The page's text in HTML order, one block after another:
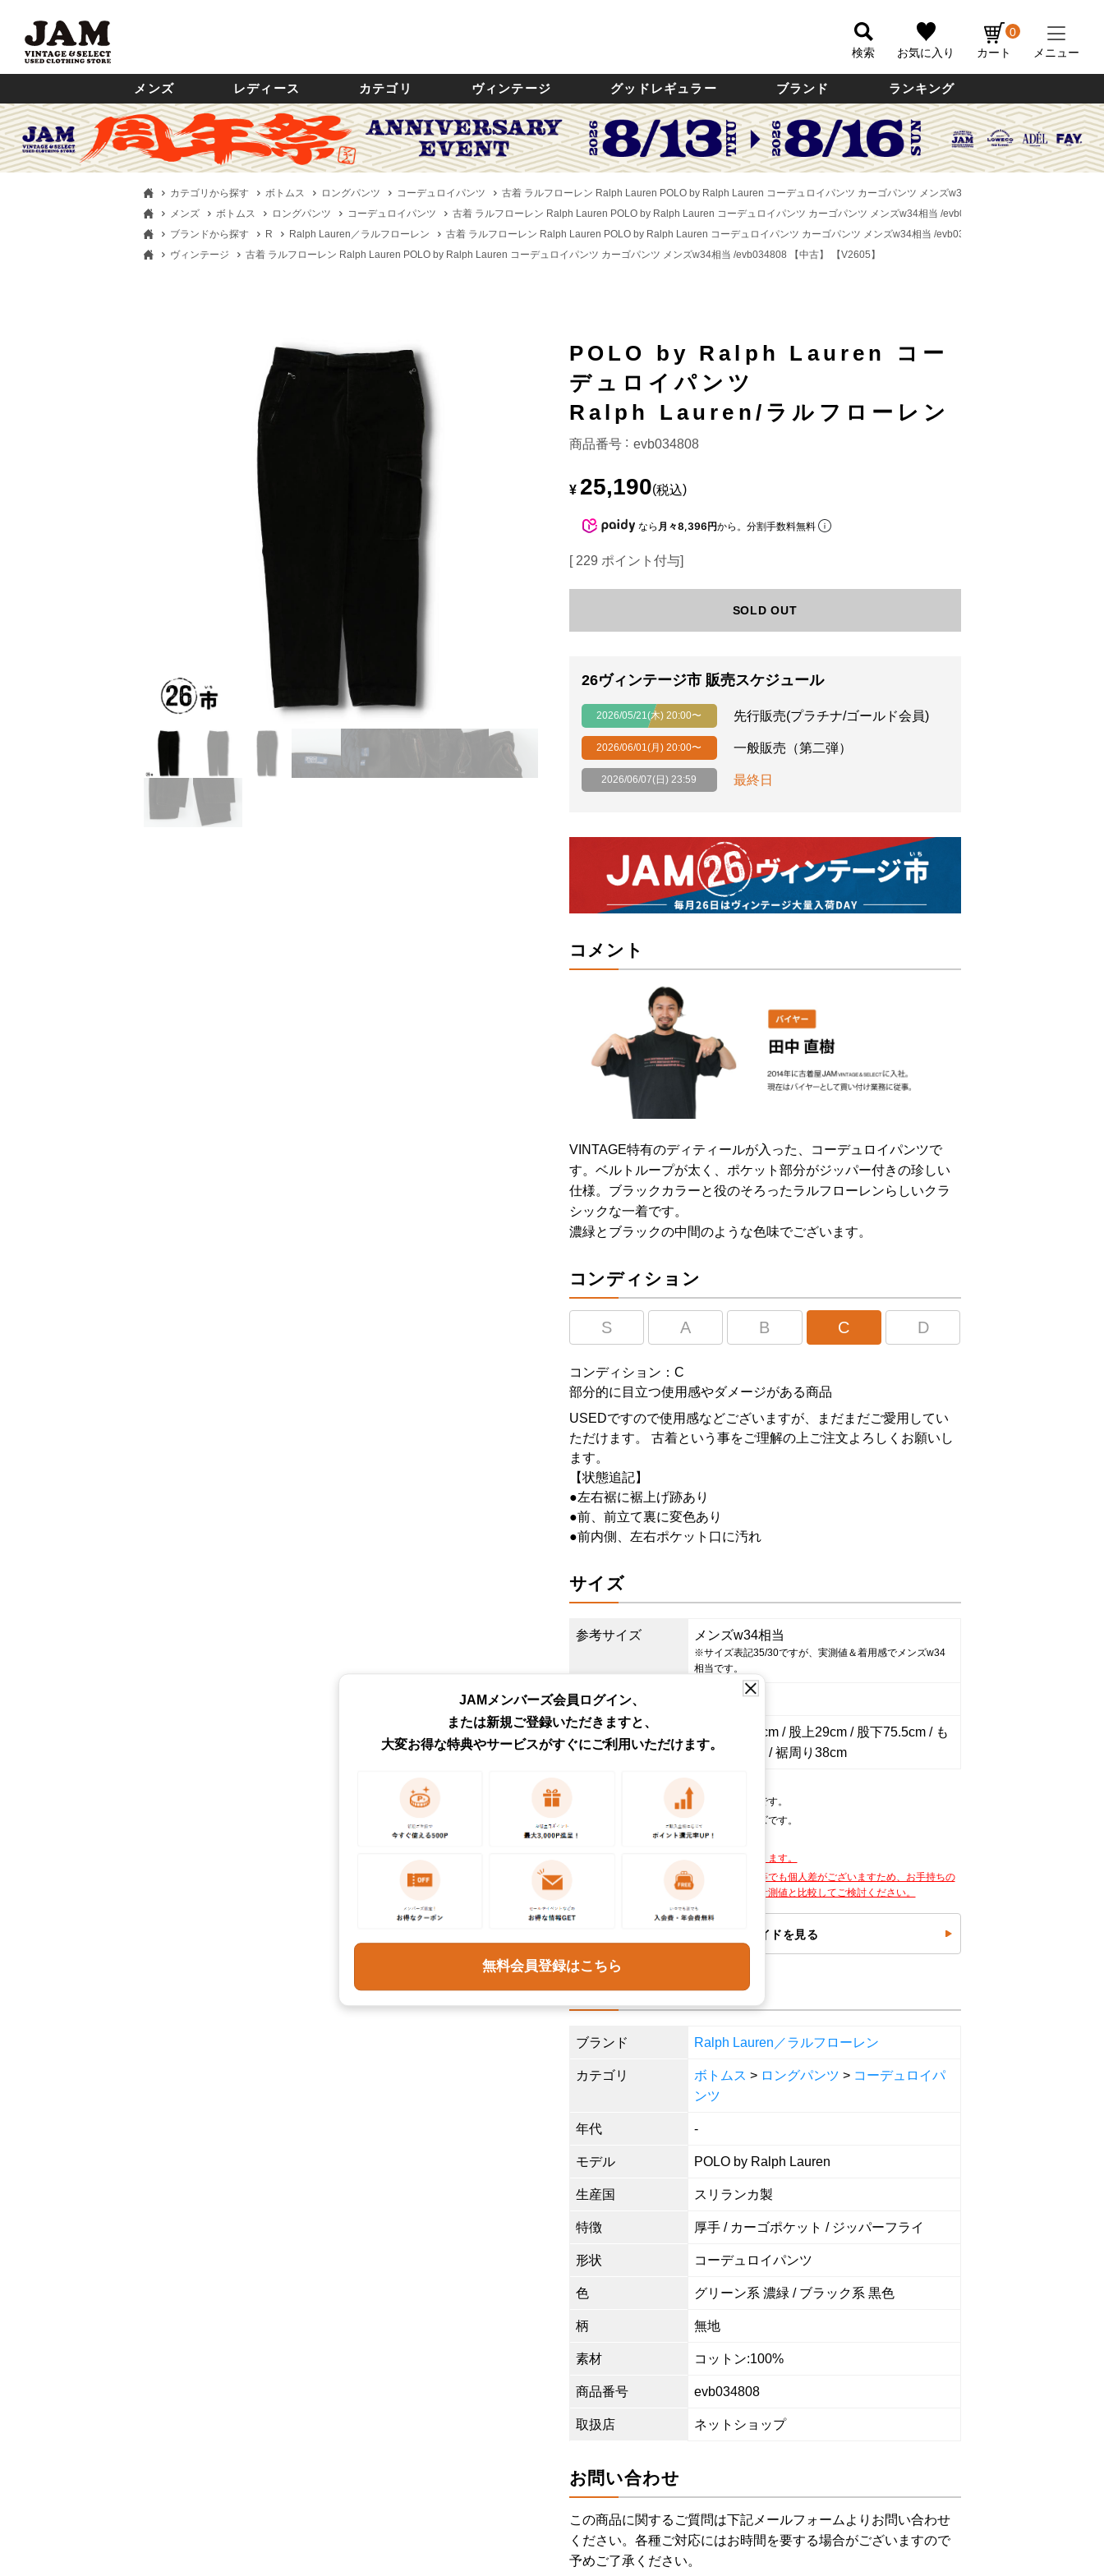
検索 お気に入り カート
0
メニュー
メンズ レディース カテゴリ ヴィンテージ グッドレギュラー ブランド ランキング
カテゴリから探す ボトムス ロングパンツ コーデュロイパンツ 古着 ラルフローレン Ralph Lauren POLO by Ralph Lauren コーデュロイパンツ カーゴパンツ メンズw34相当 /evb034808 【中古】
メンズ
ボトムス ロングパンツ コーデュロイパンツ 古着 ラルフローレン Ralph Lauren POLO by Ralph Lauren コーデュロイパンツ カーゴパンツ メンズw34相当 /evb034808 【中古】
ブランドから探す
R Ralph Lauren／ラルフローレン 古着 ラルフローレン Ralph Lauren POLO by Ralph Lauren コーデュロイパンツ カーゴパンツ メンズw34相当 /evb034808 【中古】
ヴィンテージ
古着 ラルフローレン Ralph Lauren POLO by Ralph Lauren コーデュロイパンツ カーゴパンツ メンズw34相当 /evb034808 【中古】 【V2605】
POLO by Ralph Lauren コー
デュロイパンツ
Ralph Lauren/ラルフローレン
商品番号 evb034808
¥ 25,190 税込
なら 月々8,396円から。分割手数料無料
[ 229 ポイント付与]
SOLD OUT
26ヴィンテージ市 販売スケジュール
2026/05/21(木) 20:00〜 先行販売(プラチナ/ゴールド会員)
2026/06/01(月) 20:00〜 一般販売（第二弾）
2026/06/07(日) 23:59 最終日
コメント
VINTAGE特有のディティールが入った、コーデュロイパンツで
す。ベルトループが太く、ポケット部分がジッパー付きの珍しい
仕様。ブラックカラーと役のそろったラルフローレンらしいクラ
シックな一着です。
濃緑とブラックの中間のような色味でございます。
コンディション
S A B C D
コンディション：C
部分的に目立つ使用感やダメージがある商品
USEDですので使用感などございますが、まだまだご愛用してい
ただけます。 古着という事をご理解の上ご注文よろしくお願いし
ます。
【状態追記】
●左右裾に裾上げ跡あり
●前、前立て裏に変色あり
●前内側、左右ポケット口に汚れ
サイズ
参考サイズ メンズw34相当
※サイズ表記35/30ですが、実測値＆着用感でメンズw34
相当です。
表記サイズ
実寸サイズ(cm)
ウエスト86cm / 股上29cm / 股下75.5cm / も
も周り60cm / 裾周り38cm
サイズは当社独自基準による参考サイズです。
表記サイズは商品に記載されているサイズです。
測定値の若干の誤差はご了承下さい。
下記の方法で採寸したものを記載しております。
サイズ感につきましては、体格やお好み等でも個人差がございますため、お手持ちの
アイテムを計測いただき、商品ページの計測値と比較してご検討ください。
サイズガイドを見る
商品詳細
ブランド Ralph Lauren／ラルフローレン
カテゴリ ボトムス > ロングパンツ > コーデュロイパ
ンツ
年代 -
モデル POLO by Ralph Lauren
生産国 スリランカ製
特徴 厚手 / カーゴポケット / ジッパーフライ
形状 コーデュロイパンツ
色 グリーン系 濃緑 / ブラック系 黒色
柄 無地
素材 コットン:100%
商品番号 evb034808
取扱店 ネットショップ
お問い合わせ
この商品に関するご質問は下記メールフォームよりお問い合わせ
ください。各種ご対応にはお時間を要する場合がございますので
予めご了承ください。
JAMメンバーズ会員ログイン、
または新規ご登録いただきますと、
大変お得な特典やサービスがすぐにご利用いただけます。
無料会員登録はこちら